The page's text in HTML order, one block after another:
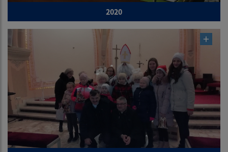
2020